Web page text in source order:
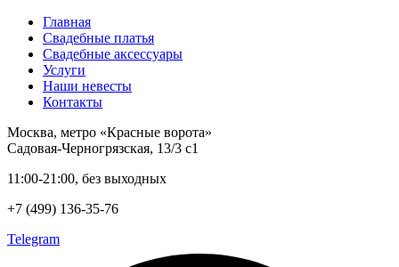
Главная
Свадебные платья
Свадебные аксессуары
Услуги
Наши невесты
Контакты
Москва, метро «Красные ворота»
Садовая-Черногрязская, 13/3 с1
11:00-21:00, без выходных
+7 (499) 136-35-76
Telegram